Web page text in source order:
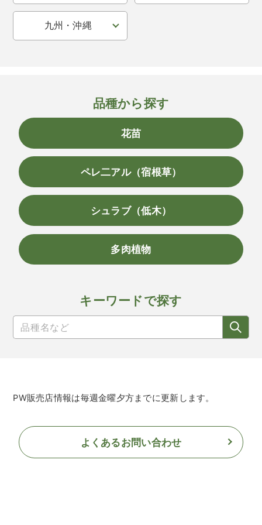
九州・沖縄
品種から探す
花苗
ペレ二アル（宿根草）
シュラブ（低木）
多肉植物
キーワードで探す
PW販売店情報は毎週金曜夕方までに更新します。
よくあるお問い合わせ